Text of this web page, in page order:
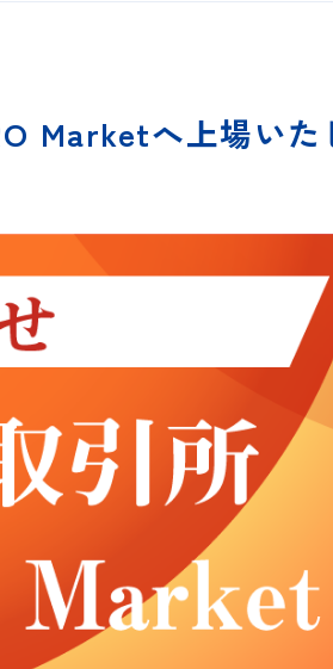
Marketへ上場いた